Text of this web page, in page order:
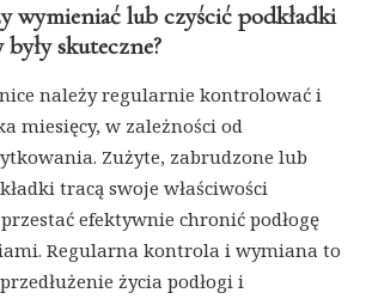
wymieniać lub czyścić podkładki
skuteczne?
należy regularnie kontrolować i
miesięcy, w zależności od
Zużyte, zabrudzone lub
tracą swoje właściwości
efektywnie chronić podłogę
Regularna kontrola i wymiana to
życia podłogi i